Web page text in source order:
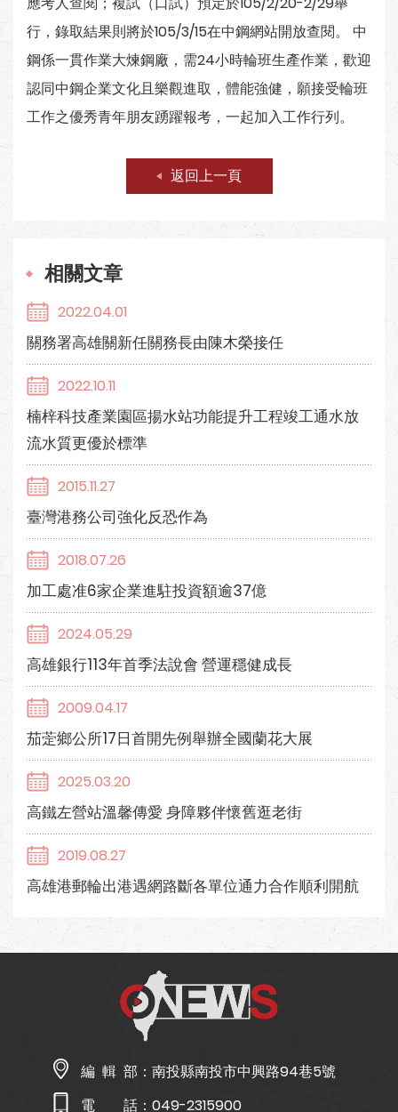
行，錄取結果則將於105/3/15在中鋼網站開放查閱。 中
鋼係一貫作業大煉鋼廠，需24小時輪班生產作業，歡迎
認同中鋼企業文化且樂觀進取，體能強健，願接受輪班
工作之優秀青年朋友踴躍報考，一起加入工作行列。
返回上一頁
相關文章
2022.04.01
關務署高雄關新任關務長由陳木榮接任
2022.10.11
楠梓科技產業園區揚水站功能提升工程竣工通水放
流水質更優於標準
2015.11.27
臺灣港務公司強化反恐作為
2018.07.26
加工處准6家企業進駐投資額逾37億
2024.05.29
高雄銀行113年首季法說會 營運穩健成長
2009.04.17
茄萣鄉公所17日首開先例舉辦全國蘭花大展
2025.03.20
高鐵左營站溫馨傳愛 身障夥伴懷舊逛老街
2019.08.27
高雄港郵輪出港遇網路斷各單位通力合作順利開航
編 輯 部： 南投縣南投市中興路94巷5號
電 話： 049-2315900